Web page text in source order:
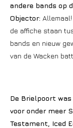
andere bands op
Objector:
de affiche staan
bands en nieuw
van de Wacken
De Brielpoort
voor onder meer
Testament, Iced